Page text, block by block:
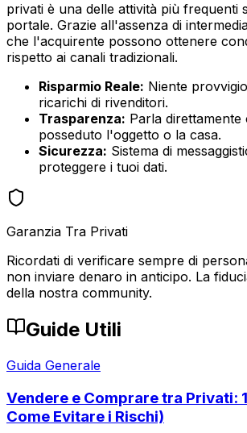
privati è una delle attività più frequenti
portale. Grazie all'assenza di
che l'acquirente possono ottenere
rispetto ai canali tradizionali.
Risparmio Reale: Niente
ricarichi di rivenditori.
Trasparenza: Parla
posseduto l'oggetto o la casa.
Sicurezza: Sistema di
proteggere i tuoi dati.
Garanzia Tra Privati
Ricordati di verificare sempre di
non inviare denaro in anticipo. La
della nostra community.
Guide Utili
Guida Generale
Vendere e Comprare tra Privati:
Come Evitare i Rischi)